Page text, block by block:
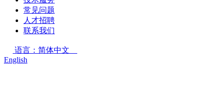
常见问题
人才招聘
联系我们
语言：简体中文
English